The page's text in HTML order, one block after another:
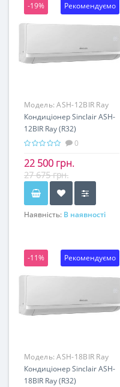
-19% Рекомендуємо
Модель:ASH-12BIR Ray
(inverter)
Кондиціонер Sinclair ASH-
12BIR Ray (R32)
0
22 500 грн.
27 675 грн.
Наявність: В наявності
-11% Рекомендуємо
Модель:ASH-18BIR Ray
(inverter)
Кондиціонер Sinclair ASH-
18BIR Ray (R32)